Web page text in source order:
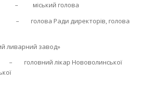
– міський голова
– голова Ради директорів, голова
ливарний завод»
лікар Нововолинської